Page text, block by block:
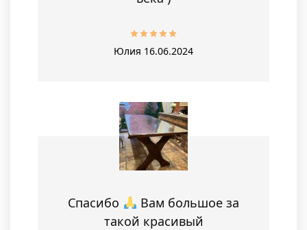
Юлия 16.06.2024
Спасибо
Вам большое за
такой красивый